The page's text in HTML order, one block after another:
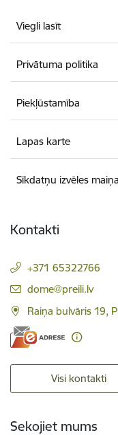
Viegli lasīt
Privātuma politika
Piekļūstamība
Lapas karte
Sīkdatņu izvēles maiņa
Kontakti
+371 65322766
E-pasts:
dome@preili.lv
Raiņa bulvāris 19,
Visi kontakti
Sekojiet mums